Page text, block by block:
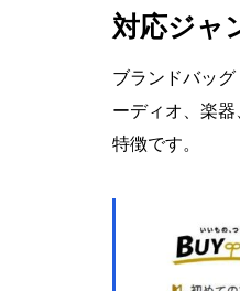
対応ジャ
ブランドバッ
ーディオ、楽
特徴です。